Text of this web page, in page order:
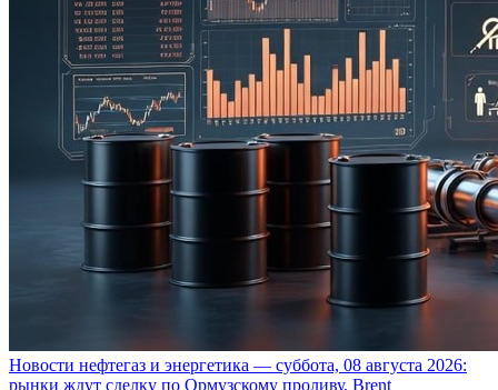
Новости нефтегаз и энергетика — суббота, 08 августа 2026:
рынки ждут сделку по Ормузскому проливу, Brent